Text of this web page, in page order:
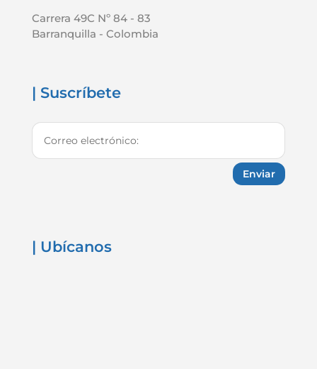
Carrera 49C Nº 84 - 83
Barranquilla - Colombia
| Suscríbete
Enviar
| Ubícanos